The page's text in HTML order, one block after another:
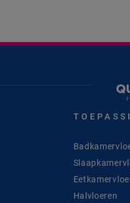
Halvloeren